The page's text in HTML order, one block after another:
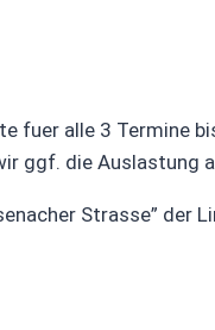
fuer alle 3 Termine
ggf. die Auslastung
Strasse” der